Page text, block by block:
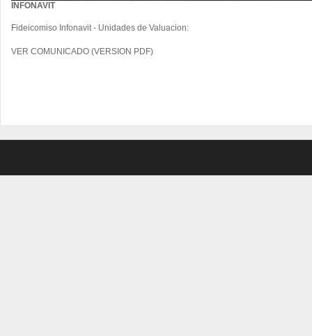
INFONAVIT
Fideicomiso Infonavit - Unidades de Valuacion:
VER COMUNICADO (VERSION PDF)